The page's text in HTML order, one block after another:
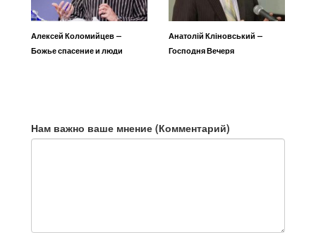
Алексей Коломийцев —
Божье спасение и люди
Анатолій Кліновський —
Господня Вечеря
Нам важно ваше мнение (Комментарий)